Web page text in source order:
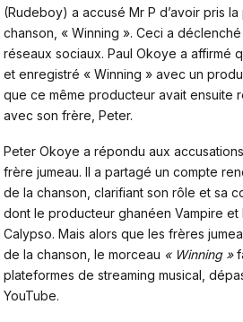
(Rudeboy) a accusé Mr P d’avoir pris
chanson, « Winning ». Ceci a
réseaux sociaux. Paul Okoye a affirmé
et enregistré « Winning » avec un
que ce même producteur avait ensuite
avec son frère, Peter.
Peter Okoye a répondu aux
frère jumeau. Il a partagé un compte
de la chanson, clarifiant son rôle et sa
dont le producteur ghanéen Vampire et
Calypso. Mais alors que les frères
de la chanson, le morceau « Winning »
plateformes de streaming musical,
YouTube.